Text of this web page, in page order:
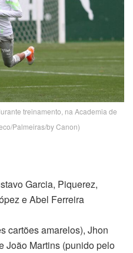
treinamento, na Academia de
Palmeiras/by Canon)
Garcia, Piquerez,
e Abel Ferreira
cartões amarelos), Jhon
João Martins (punido pelo